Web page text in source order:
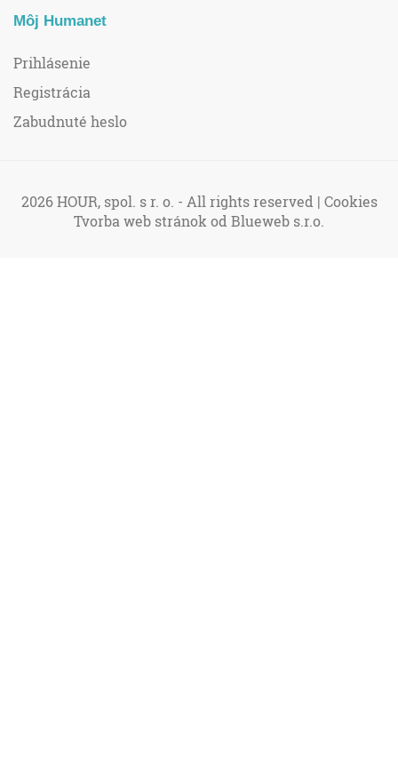
Môj Humanet
Prihlásenie
Registrácia
Zabudnuté heslo
2026 HOUR, spol. s r. o. - All rights reserved | Cookies
Tvorba web stránok od Blueweb s.r.o.